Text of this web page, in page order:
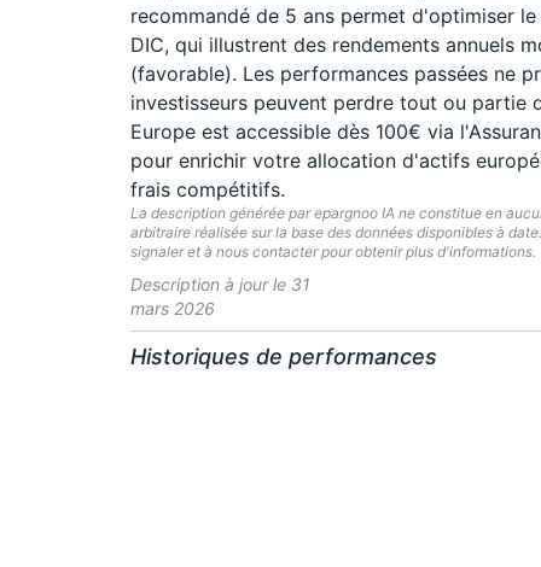
recommandé de 5 ans permet d'optimiser
DIC, qui illustrent des rendements annuels
(favorable). Les performances passées ne
investisseurs peuvent perdre tout ou partie
Europe est accessible dès 100€ via
pour enrichir votre allocation d'actifs
frais compétitifs.
La description générée par epargnoo IA ne constitue en
arbitraire réalisée sur la base des données disponibles à
signaler et à nous contacter pour obtenir plus d'informations.
Description à jour le 31
mars 2026
Historiques de performances